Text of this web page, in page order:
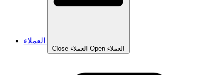
Close العملاء Open العملاء